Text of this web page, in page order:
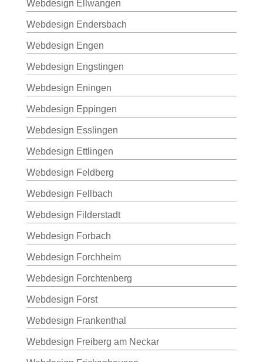
Webdesign Ellwangen
Webdesign Endersbach
Webdesign Engen
Webdesign Engstingen
Webdesign Eningen
Webdesign Eppingen
Webdesign Esslingen
Webdesign Ettlingen
Webdesign Feldberg
Webdesign Fellbach
Webdesign Filderstadt
Webdesign Forbach
Webdesign Forchheim
Webdesign Forchtenberg
Webdesign Forst
Webdesign Frankenthal
Webdesign Freiberg am Neckar